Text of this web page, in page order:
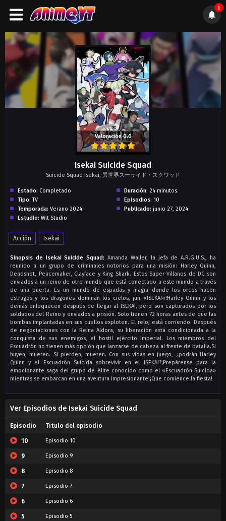
1
Valoración 0.0
Isekai Suicide Squad
Suicide Squad Isekai, 異世界スーサイド・スクワッド
Estado: Completado
Tipo: TV
Temporada: Verano 2024
Estudio: Wit Studio
Duración: 24 minutos.
Episodios: 10
Publicado: junio 27, 2024
Acción Isekai
Sinopsis de Isekai Suicide Squad: Amanda Waller, la jefa de A.R.G.U.S., ha
reunido a un grupo de criminales notorios para una misión: Harley Quinn,
Deadshot, Peacemaker, Clayface y King Shark. Estos Super-Villanos de DC son
enviados a un reino de otro mundo que está conectado a este mundo a través
de una puerta. Es un mundo de espadas y magia donde los orcos hacen
estragos y los dragones dominan los cielos, ¡un «ISEKAI«!Harley Quinn y los
demás enloquecen después de llegar al ISEKAI, pero son capturados por los
soldados del Reino y enviados a prisión. Solo tienen 72 horas antes de que las
bombas implantadas en sus cuellos exploten. El reloj está corriendo. Después
de negociaciones con la Reina Aldora, su liberación está condicionada a la
conquista de sus enemigos, el hostil ejército Imperial. Los miembros del
Escuadrón no tienen más opción que lanzarse de cabeza al frente de batalla.Si
huyen, mueren. Si pierden, mueren. Con sus vidas en juego, ¿podrán Harley
Quinn y el Escuadrón Suicida sobrevivir en el ISEKAI?¡Prepárense para la
emocionante saga del grupo de élite conocido como el «Escuadrón Suicida»
mientras se embarcan en una aventura impresionante!¡Que comience la fiesta!
Ver Episodios de Isekai Suicide Squad
Episodio Titulo del episodio
10 Episodio 10
9 Episodio 9
8 Episodio 8
7 Episodio 7
6 Episodio 6
5 Episodio 5